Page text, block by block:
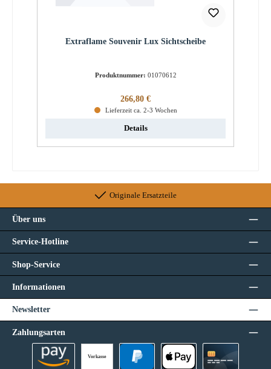
Extraflame Souvenir Lux Sichtscheibe
Produktnummer: 01070612
Regulärer Preis:
266,80 €
Lieferzeit ca. 2-3 Wochen
Details
Originale Ersatzteile
Über uns
Service-Hotline
Shop-Service
Informationen
Newsletter
Zahlungsarten
Vorkasse